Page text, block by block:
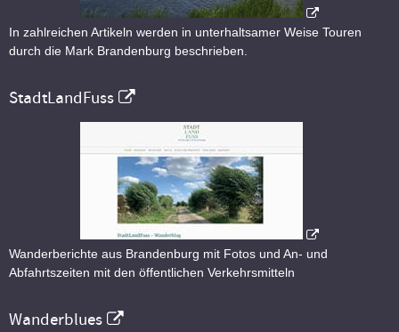
In zahlreichen Artikeln werden in unterhaltsamer Weise Touren
durch die Mark Brandenburg beschrieben.
StadtLandFuss
Wanderberichte aus Brandenburg mit Fotos und An- und
Abfahrtszeiten mit den öffentlichen Verkehrsmitteln
Wanderblues